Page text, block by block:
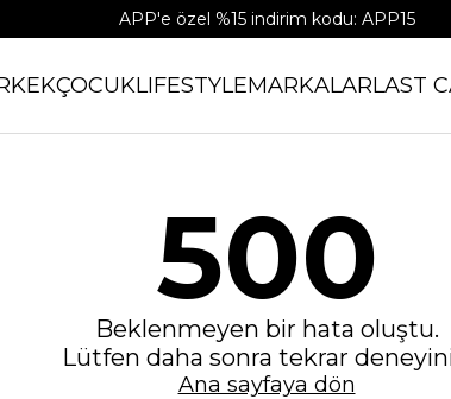
APP'e özel %15 indirim kodu: APP15
ÇOCUKLIFESTYLEMARKALARLAST
500
Beklenmeyen bir hata oluştu.
Lütfen daha sonra tekrar
Ana sayfaya dön